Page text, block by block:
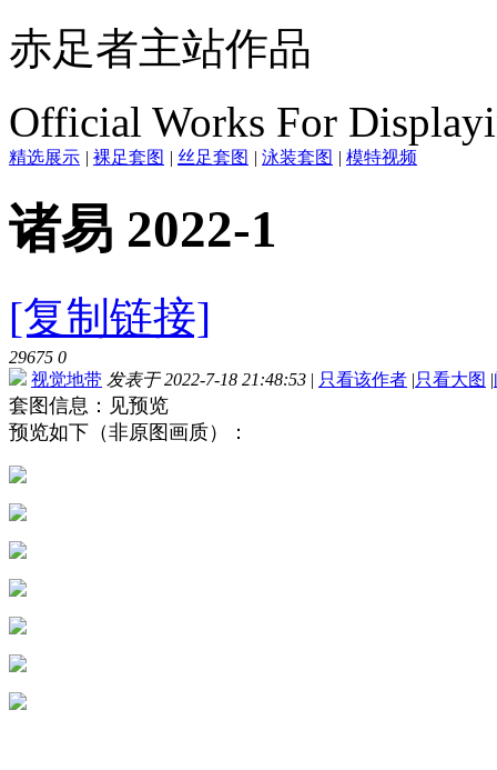
赤足者主站作品
Official Works For
精选展示 | 裸足套图 | 丝足套图 | 泳装套图 | 模特视频
诸易 2022-1
[复制链接]
29675 0
视觉地带 发表于 2022-7-18 21:48:53 | 只看该作者 |只看大图 |
套图信息：见预览
预览如下（非原图画质）：